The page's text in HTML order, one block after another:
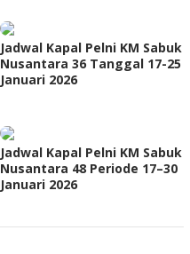
Jadwal Kapal Pelni KM Sabuk
Nusantara 36 Tanggal 17-25
Januari 2026
Jadwal Kapal Pelni KM Sabuk
Nusantara 48 Periode 17–30
Januari 2026